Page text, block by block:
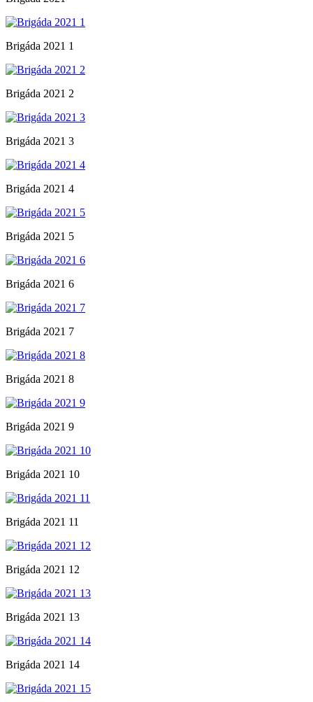
Brigáda 2021 1
Brigáda 2021 2
Brigáda 2021 3
Brigáda 2021 4
Brigáda 2021 5
Brigáda 2021 6
Brigáda 2021 7
Brigáda 2021 8
Brigáda 2021 9
Brigáda 2021 10
Brigáda 2021 11
Brigáda 2021 12
Brigáda 2021 13
Brigáda 2021 14